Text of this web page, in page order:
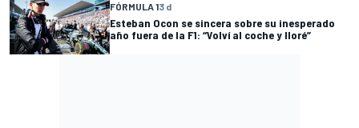
FÓRMULA 13 d
Esteban Ocon se sincera sobre su inesperado
año fuera de la F1: “Volví al coche y lloré”